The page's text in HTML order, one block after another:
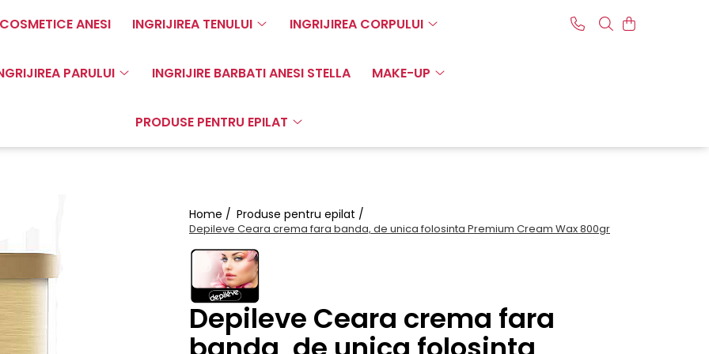
COSMETICE ANESI INGRIJIREA TENULUI INGRIJIREA CORPULUI
PARULUI INGRIJIRE BARBATI ANESI STELLA MAKE-UP
PRODUSE PENTRU EPILAT
Home / Produse pentru epilat /
Depileve Ceara crema fara banda, de unica folosinta Premium Cream Wax 800gr
Depileve Ceara crema fara